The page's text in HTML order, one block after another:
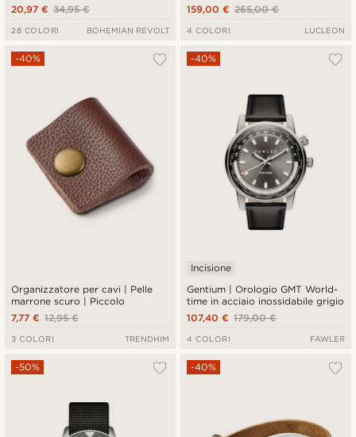
34,95 €
20,97 €
28 COLORI BOHEMIAN REVOLT
265,00 €
159,00 €
4 COLORI LUCLEON
Organizzatore per cavi | Pelle
marrone scuro | Piccolo
-40%
12,95 €
7,77 €
3 COLORI TRENDHIM
Gentium | Orologio GMT World-
time in acciaio inossidabile grigio
-40%
Incisione
179,00 €
107,40 €
4 COLORI FAWLER
-50% -40%